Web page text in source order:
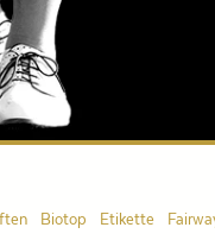
Biotop Etikette